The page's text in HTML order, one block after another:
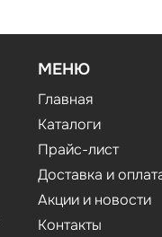
МЕНЮ
Главная
Каталоги
Прайс-лист
Доставка и
Акции и новости
Контакты